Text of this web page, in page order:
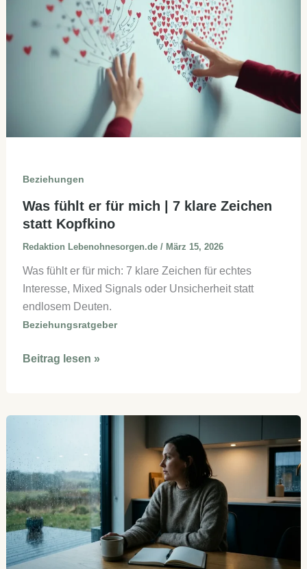
Beziehungen
Was fühlt er für mich | 7 klare Zeichen
statt Kopfkino
Redaktion Lebenohnesorgen.de / März 15, 2026
Was fühlt er für mich: 7 klare Zeichen für echtes
Interesse, Mixed Signals oder Unsicherheit statt
endlosem Deuten.
Beziehungsratgeber
Was
7
klare
Zeichen
statt
Kopfkino
Beitrag lesen »